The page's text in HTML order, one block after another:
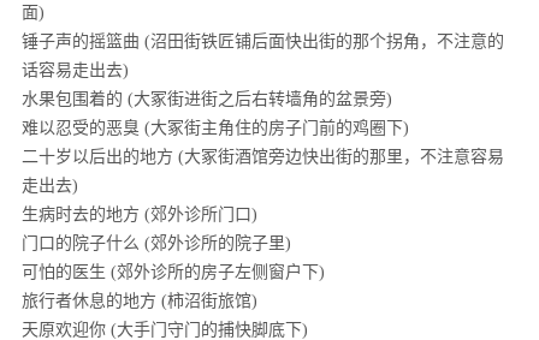
面)
锤子声的摇篮曲 (沼田街铁匠铺后面快出街的那个拐角，不注意的
话容易走出去)
水果包围着的 (大冢街进街之后右转墙角的盆景旁)
难以忍受的恶臭 (大冢街主角住的房子门前的鸡圈下)
二十岁以后出的地方 (大冢街酒馆旁边快出街的那里，不注意容易
走出去)
生病时去的地方 (郊外诊所门口)
门口的院子什么 (郊外诊所的院子里)
可怕的医生 (郊外诊所的房子左侧窗户下)
旅行者休息的地方 (柿沼街旅馆)
天原欢迎你 (大手门守门的捕快脚底下)